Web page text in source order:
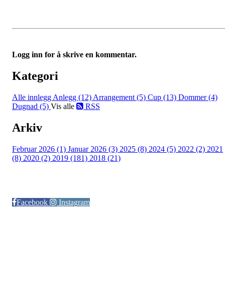
Logg inn for å skrive en kommentar.
Kategori
Alle innlegg Anlegg (12) Arrangement (5) Cup (13) Dommer (4)
Dugnad (5) Vis alle RSS
Arkiv
Februar 2026 (1) Januar 2026 (3) 2025 (8) 2024 (5) 2022 (2) 2021
(8) 2020 (2) 2019 (181) 2018 (21)
Facebook
Instagram